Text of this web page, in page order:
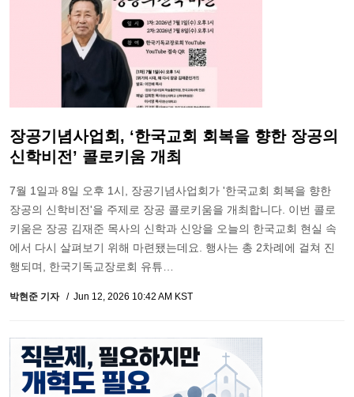
장공기념사업회, ‘한국교회 회복을 향한 장공의
신학비전’ 콜로키움 개최
7월 1일과 8일 오후 1시, 장공기념사업회가 '한국교회 회복을 향한
장공의 신학비전'을 주제로 장공 콜로키움을 개최합니다. 이번 콜로
키움은 장공 김재준 목사의 신학과 신앙을 오늘의 한국교회 현실 속
에서 다시 살펴보기 위해 마련됐는데요. 행사는 총 2차례에 걸쳐 진
행되며, 한국기독교장로회 유튜…
박현준 기자 Jun 12, 2026 10:42 AM KST